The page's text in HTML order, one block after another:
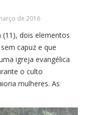
de 2016
dois elementos
capuz e que
igreja evangélica
o culto
mulheres. As